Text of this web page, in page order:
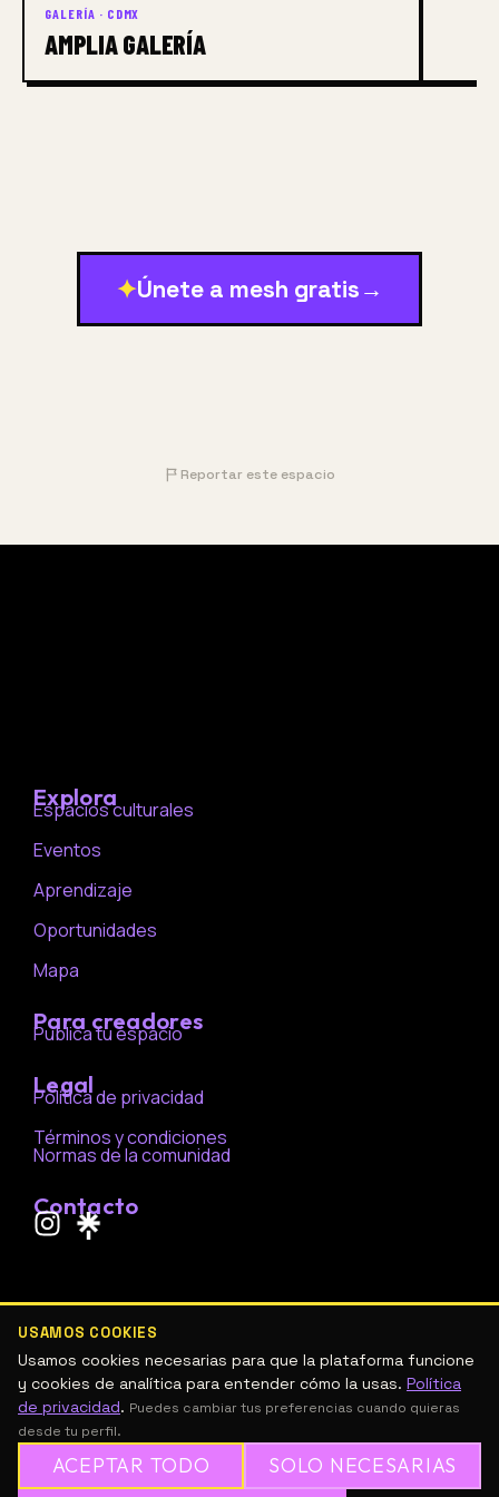
GALERÍA · CDMX
AMPLIA GALERÍA
✦Únete a mesh gratis →
Reportar este espacio
Explora
Espacios culturales
Eventos
Aprendizaje
Oportunidades
Mapa
Para creadores
Publica tu espacio
Legal
Política de privacidad
Términos y condiciones
Normas de la comunidad
Contacto
I
n
t
a
g
r
a
m
USAMOS COOKIES
Usamos cookies necesarias para que la plataforma funcione
y cookies de analítica para entender cómo la usas. Política
de privacidad. Puedes cambiar tus preferencias cuando quieras
desde tu perfil.
ACEPTAR TODO SOLO NECESARIAS